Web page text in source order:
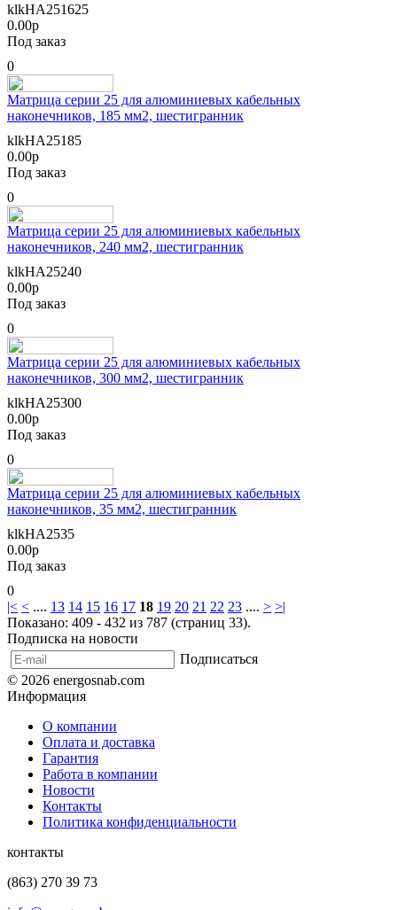
klkHA251625
0.00р
Под заказ
0
Матрица серии 25 для алюминиевых кабельных
наконечников, 185 мм2, шестигранник
klkHA25185
0.00р
Под заказ
0
Матрица серии 25 для алюминиевых кабельных
наконечников, 240 мм2, шестигранник
klkHA25240
0.00р
Под заказ
0
Матрица серии 25 для алюминиевых кабельных
наконечников, 300 мм2, шестигранник
klkHA25300
0.00р
Под заказ
0
Матрица серии 25 для алюминиевых кабельных
наконечников, 35 мм2, шестигранник
klkHA2535
0.00р
Под заказ
0
|< < .... 13 14 15 16 17 18 19 20 21 22 23 .... > >|
Показано: 409 - 432 из 787 (страниц 33).
Подписка на новости
Подписаться
© 2026 energosnab.com
Информация
О компании
Оплата и доставка
Гарантия
Работа в компании
Новости
Контакты
Политика конфиденциальности
контакты
(863) 270 39 73